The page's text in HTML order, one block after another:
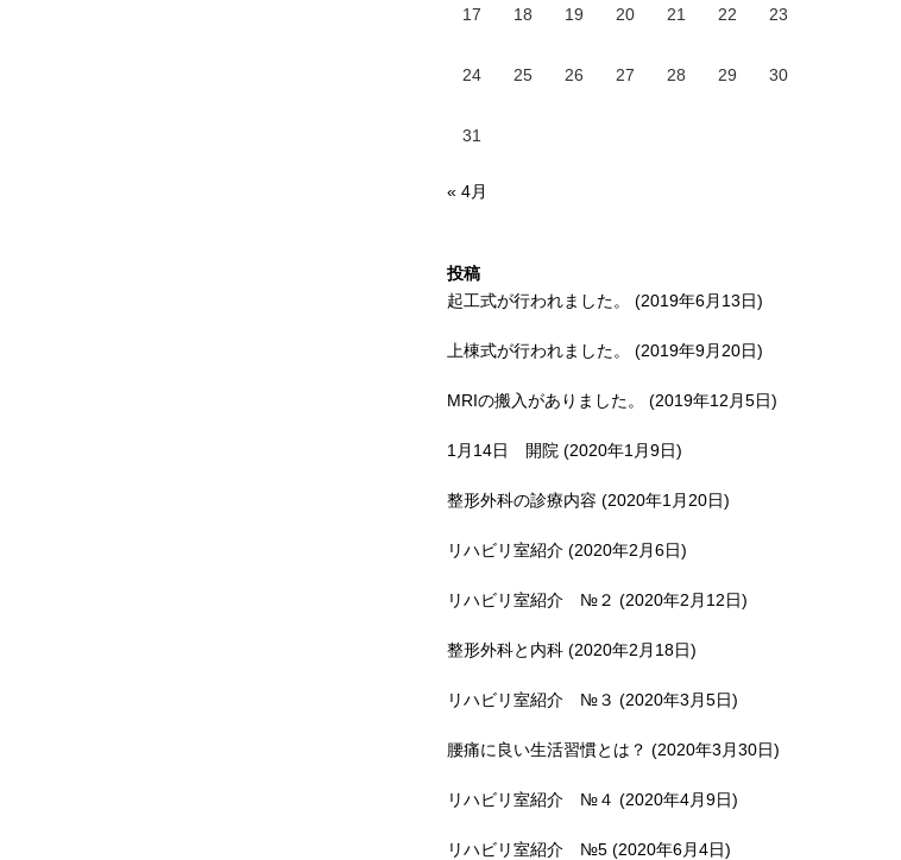
17 18 19 20 21 22 23
24 25 26 27 28 29 30
31
« 4月
投稿
起工式が行われました。 (2019年6月13日)
上棟式が行われました。 (2019年9月20日)
MRIの搬入がありました。 (2019年12月5日)
1月14日 開院 (2020年1月9日)
整形外科の診療内容 (2020年1月20日)
リハビリ室紹介 (2020年2月6日)
リハビリ室紹介 №２ (2020年2月12日)
整形外科と内科 (2020年2月18日)
リハビリ室紹介 №３ (2020年3月5日)
腰痛に良い生活習慣とは？ (2020年3月30日)
リハビリ室紹介 №４ (2020年4月9日)
リハビリ室紹介 №5 (2020年6月4日)